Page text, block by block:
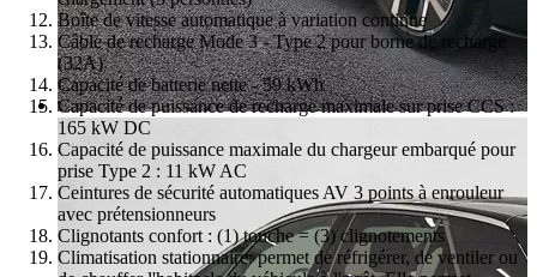
Boîte de vitesse automatique à variation continue
Câble de recharge Mode 3 - Type 2 pour borne de recharge
(32A)
Capacité de batterie nette - 59 kWh
Capacité de puissance de recharge maximale sur prise CCS :
165 kW DC
Capacité de puissance maximale du chargeur embarqué pour
prise Type 2 : 11 kW AC
Ceintures de sécurité automatiques AV 3 points à enrouleur
avec prétensionneurs
Clignotants confort : (1) touche = (3) clignotements
Climatisation stationnaire: permet de réfrigérer, de ventiler ou